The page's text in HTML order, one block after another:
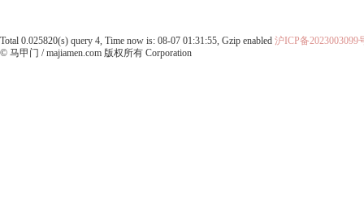
Total 0.025820(s) query 4, Time now is: 08-07 01:31:55, Gzip enabled 沪ICP备2023003099
© 马甲门 / majiamen.com 版权所有 Corporation